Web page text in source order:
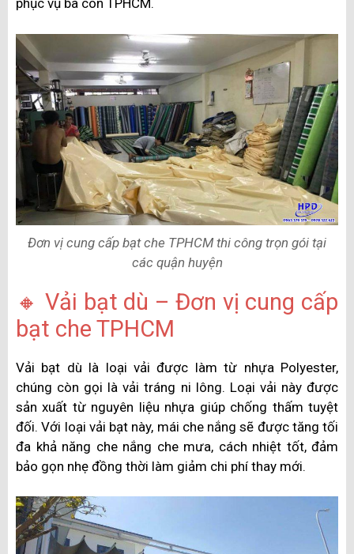
phục vụ bà con TPHCM.
Đơn vị cung cấp bạt che TPHCM thi công trọn gói tại
các quận huyện
🔸 Vải bạt dù – Đơn vị cung cấp
bạt che TPHCM
Vải bạt dù là loại vải được làm từ nhựa Polyester,
chúng còn gọi là vải tráng ni lông. Loại vải này được
sản xuất từ nguyên liệu nhựa giúp chống thấm tuyệt
đối. Với loại vải bạt này, mái che nắng sẽ được tăng tối
đa khả năng che nắng che mưa, cách nhiệt tốt, đảm
bảo gọn nhẹ đồng thời làm giảm chi phí thay mới.